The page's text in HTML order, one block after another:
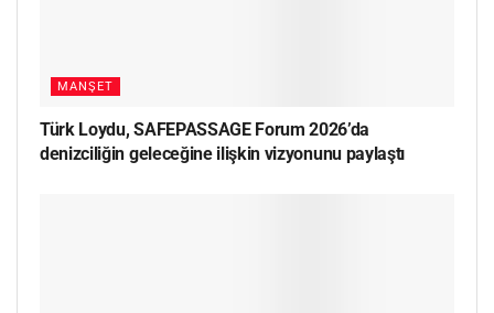
MANŞET
Türk Loydu, SAFEPASSAGE Forum 2026’da
denizciliğin geleceğine ilişkin vizyonunu paylaştı